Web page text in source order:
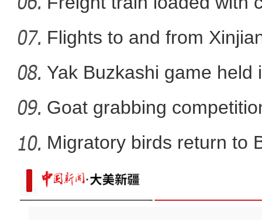
新疆和田约特干故城：“寻
Flights to and from
Yak Buzkashi game held
Goat grabbing
Migratory birds return to